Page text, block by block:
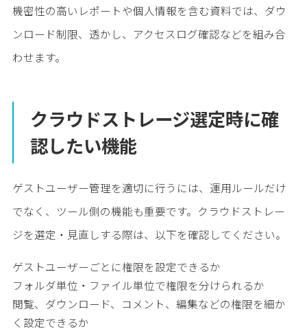
機密性の高いレポートや個人情報を含む資料では、ダウ
ンロード制限、透かし、アクセスログ確認などを組み合
わせます。
クラウドストレージ選定時に確
認したい機能
ゲストユーザー管理を適切に行うには、運用ルールだけ
でなく、ツール側の機能も重要です。クラウドストレー
ジを選定・見直しする際は、以下を確認してください。
ゲストユーザーごとに権限を設定できるか
フォルダ単位・ファイル単位で権限を分けられるか
閲覧、ダウンロード、コメント、編集などの権限を細か
く設定できるか